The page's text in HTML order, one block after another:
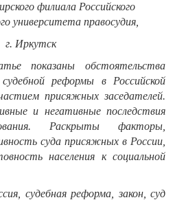
филиала Российского
университета правосудия,
г. Иркутск
показаны обстоятельства
реформы в Российской
присяжных заседателей.
и негативные последствия
Раскрыты факторы,
суда присяжных в России,
населения к социальной
судебная реформа, закон, суд